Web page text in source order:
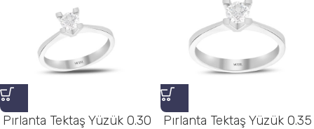
Pırlanta Tektaş Yüzük 0.30
Pırlanta Tektaş Yüzük 0.35